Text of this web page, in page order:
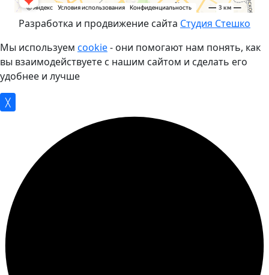
Разработка и продвижение сайта Студия Стешко
Мы используем cookie- они помогают нам понять, как
вы взаимодействуете с нашим сайтом и сделать его
удобнее и лучше
╳